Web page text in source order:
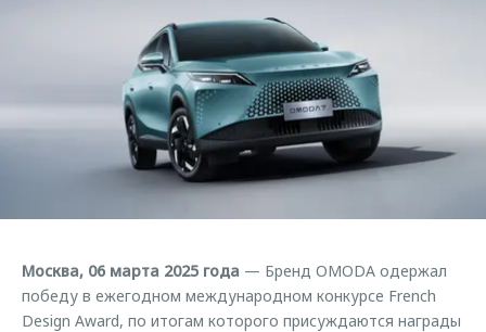
Кредитный калькулятор
Аксессуары
Одежда и сувениры
Оригинальные аксессуары
Трейд-ин
Калькулятор трейд-ин
Дополнительная техническая поддержка
Руководства по эксплуатации
Клиентская поддержка
O&J Автоклуб
Клуб владельцев OMODA
Аксессуары
Одежда и сувениры
Москва, 06 марта 2025 года — Бренд OMODA одержал
победу в ежегодном международном конкурсе French
Design Award, по итогам которого присуждаются награды